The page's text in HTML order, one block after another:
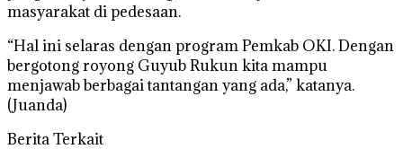
masyarakat di pedesaan.
“Hal ini selaras dengan program Pemkab OKI. Dengan
bergotong royong Guyub Rukun kita mampu
menjawab berbagai tantangan yang ada,” katanya.
(Juanda)
Berita Terkait